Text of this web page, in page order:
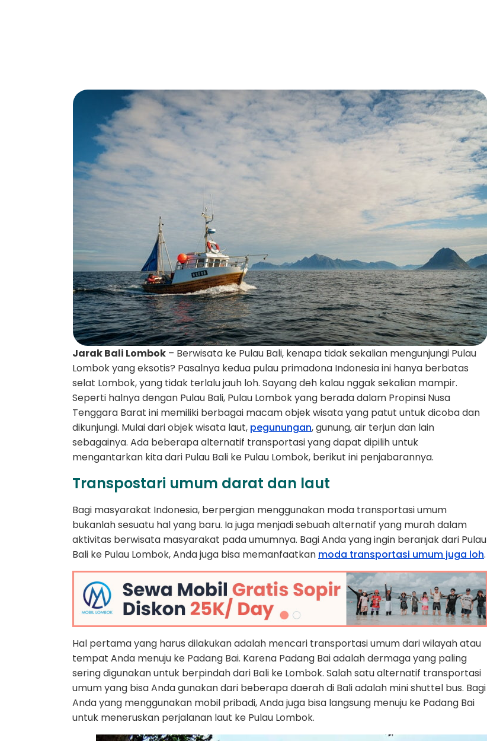
Jarak Bali Lombok – Berwisata ke Pulau Bali, kenapa tidak sekalian mengunjungi Pulau
Lombok yang eksotis? Pasalnya kedua pulau primadona Indonesia ini hanya berbatas
selat Lombok, yang tidak terlalu jauh loh. Sayang deh kalau nggak sekalian mampir.
Seperti halnya dengan Pulau Bali, Pulau Lombok yang berada dalam Propinsi Nusa
Tenggara Barat ini memiliki berbagai macam objek wisata yang patut untuk dicoba dan
dikunjungi. Mulai dari objek wisata laut, pegunungan, gunung, air terjun dan lain
sebagainya. Ada beberapa alternatif transportasi yang dapat dipilih untuk
mengantarkan kita dari Pulau Bali ke Pulau Lombok, berikut ini penjabarannya.
Transpostari umum darat dan laut
Bagi masyarakat Indonesia, berpergian menggunakan moda transportasi umum
bukanlah sesuatu hal yang baru. Ia juga menjadi sebuah alternatif yang murah dalam
aktivitas berwisata masyarakat pada umumnya. Bagi Anda yang ingin beranjak dari Pulau
Bali ke Pulau Lombok, Anda juga bisa memanfaatkan moda transportasi umum juga loh.
Hal pertama yang harus dilakukan adalah mencari transportasi umum dari wilayah atau
tempat Anda menuju ke Padang Bai. Karena Padang Bai adalah dermaga yang paling
sering digunakan untuk berpindah dari Bali ke Lombok. Salah satu alternatif transportasi
umum yang bisa Anda gunakan dari beberapa daerah di Bali adalah mini shuttel bus. Bagi
Anda yang menggunakan mobil pribadi, Anda juga bisa langsung menuju ke Padang Bai
untuk meneruskan perjalanan laut ke Pulau Lombok.